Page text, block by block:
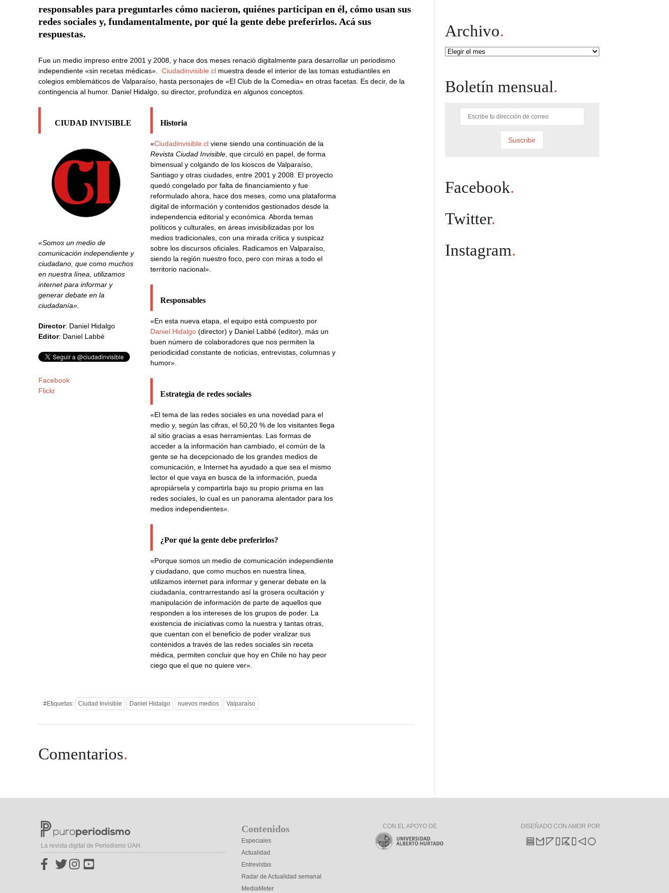
responsables para preguntarles cómo nacieron, quiénes participan en él, cómo usan sus
redes sociales y, fundamentalmente, por qué la gente debe preferirlos. Acá sus
respuestas.
Fue un medio impreso entre 2001 y 2008, y hace dos meses renació digitalmente para desarrollar un periodismo
independiente «sin recetas médicas».Ciudadinvisible.cl muestra desde el interior de las tomas estudiantiles en
colegios emblemáticos de Valparaíso, hasta personajes de «El Club de la Comedia» en otras facetas. Es decir, de la
contingencia al humor. Daniel Hidalgo, su director, profundiza en algunos conceptos.
CIUDAD INVISIBLE
«Somos un medio de
comunicación independiente y
ciudadano, que como muchos
en nuestra línea, utilizamos
internet para informar y
generar debate en la
ciudadanía».
Director: Daniel Hidalgo
Editor: Daniel Labbé
Facebook
Flickr
Historia
«Ciudadinvisible.cl viene siendo una continuación de la
Revista Ciudad Invisible , que circuló en papel, de forma
bimensual y colgando de los kioscos de Valparaíso,
Santiago y otras ciudades, entre 2001 y 2008. El proyecto
quedó congelado por falta de financiamiento y fue
reformulado ahora, hace dos meses, como una plataforma
digital de información y contenidos gestionados desde la
independencia editorial y económica. Aborda temas
políticos y culturales, en áreas invisibilizadas por los
medios tradicionales, con una mirada crítica y suspicaz
sobre los discursos oficiales. Radicamos en Valparaíso,
siendo la región nuestro foco, pero con miras a todo el
territorio nacional».
Responsables
«En esta nueva etapa, el equipo está compuesto por
Daniel Hidalgo (director) y Daniel Labbé (editor), más un
buen número de colaboradores que nos permiten la
periodicidad constante de noticias, entrevistas, columnas y
humor».
Estrategia de redes sociales
«El tema de las redes sociales es una novedad para el
medio y, según las cifras, el 50,20 % de los visitantes llega
al sitio gracias a esas herramientas. Las formas de
acceder a la información han cambiado, el común de la
gente se ha decepcionado de los grandes medios de
comunicación, e Internet ha ayudado a que sea el mismo
lector el que vaya en busca de la información, pueda
apropiársela y compartirla bajo su propio prisma en las
redes sociales, lo cual es un panorama alentador para los
medios independientes».
¿Por qué la gente debe preferirlos?
«Porque somos un medio de comunicación independiente
y ciudadano, que como muchos en nuestra línea,
utilizamos internet para informar y generar debate en la
ciudadanía, contrarrestando así la grosera ocultación y
manipulación de información de parte de aquellos que
responden a los intereses de los grupos de poder. La
existencia de iniciativas como la nuestra y tantas otras,
que cuentan con el beneficio de poder viralizar sus
contenidos a través de las redes sociales sin receta
médica, permiten concluir que hoy en Chile no hay peor
ciego que el que no quiere ver».
#Etiquetas: Ciudad Invisible Daniel Hidalgo nuevos medios Valparaíso
Comentarios.
Archivo.
Archivo
Boletín mensual.
Facebook.
Twitter.
Instagram.
La revista digital de Periodismo UAH.
Contenidos
Especiales
Actualidad
Entrevistas
Radar de Actualidad semanal
MediaMeter
CON EL APOYO DE DISEÑADO CON AMOR POR